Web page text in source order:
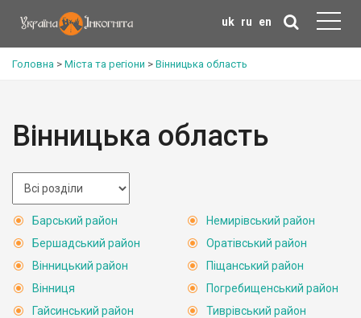
uk ru en
Головна > Міста та регіони > Вінницька область
Вінницька область
Барський район
Бершадський район
Вінницький район
Вінниця
Гайсинський район
Немирівський район
Оратівський район
Піщанський район
Погребищенський район
Тиврівський район